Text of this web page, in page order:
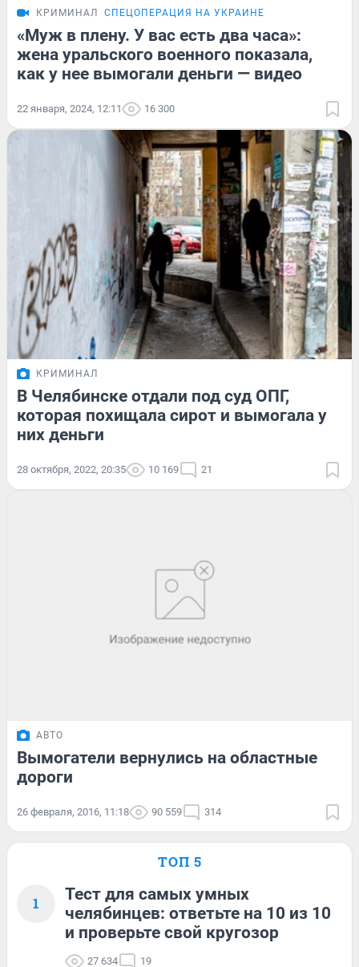
КРИМИНАЛ СПЕЦОПЕРАЦИЯ НА УКРАИНЕ
«Муж в плену. У вас есть два часа»:
жена уральского военного показала,
как у нее вымогали деньги — видео
22 января, 2024, 12:11 16 300
КРИМИНАЛ
В Челябинске отдали под суд ОПГ,
которая похищала сирот и вымогала у
них деньги
28 октября, 2022, 20:35 10 169 21
АВТО
Вымогатели вернулись на областные
дороги
26 февраля, 2016, 11:18 90 559 314
ТОП 5
1
Тест для самых умных
челябинцев: ответьте на 10 из 10
и проверьте свой кругозор
27 634 19